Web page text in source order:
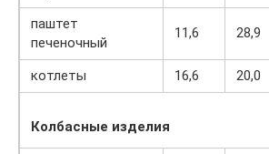
паштет
печеночный
11,6 28,9
котлеты 16,6 20,0
Колбасные изделия